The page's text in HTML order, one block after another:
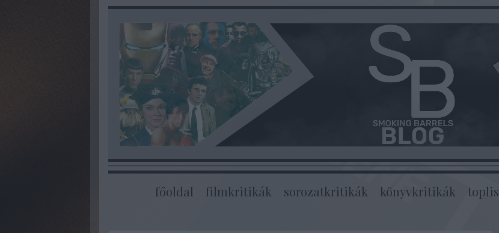
főoldal filmkritikák sorozatkritikák könyvkritikák